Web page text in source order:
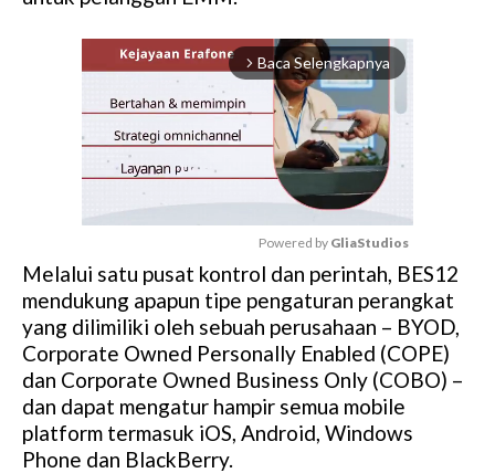
arrow_forward_ios Baca Selengkapnya
M
u
t
e
Powered by GliaStudios
Melalui satu pusat kontrol dan perintah, BES12
mendukung apapun tipe pengaturan perangkat
yang dilimiliki oleh sebuah perusahaan – BYOD,
Corporate Owned Personally Enabled (COPE)
dan Corporate Owned Business Only (COBO) –
dan dapat mengatur hampir semua mobile
platform termasuk iOS, Android, Windows
Phone dan BlackBerry.